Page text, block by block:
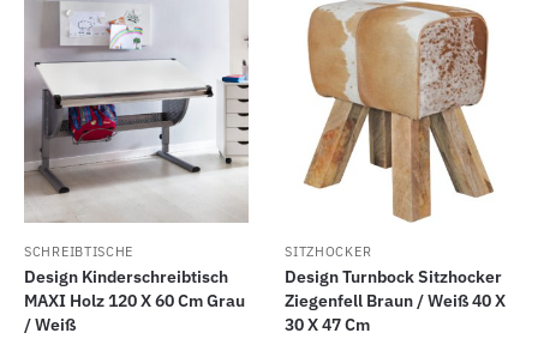
SCHREIBTISCHE
Design Kinderschreibtisch
MAXI Holz 120 X 60 Cm Grau
/ Weiß
SITZHOCKER
Design Turnbock Sitzhocker
Ziegenfell Braun / Weiß 40 X
30 X 47 Cm